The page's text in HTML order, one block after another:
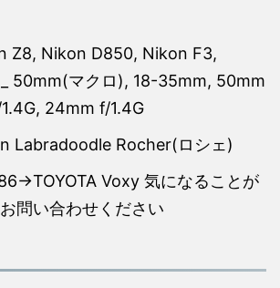
Z8, Nikon D850, Nikon F3,
50mm(マクロ), 18-35mm, 50mm
24mm f/1.4G
Labradoodle Rocher(ロシェ)
Voxy 気になることが
問い合わせください